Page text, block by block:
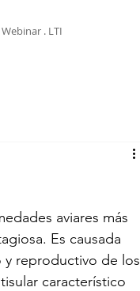
Webinar . LTI
aviares más
Es causada
y reproductivo de los
característico